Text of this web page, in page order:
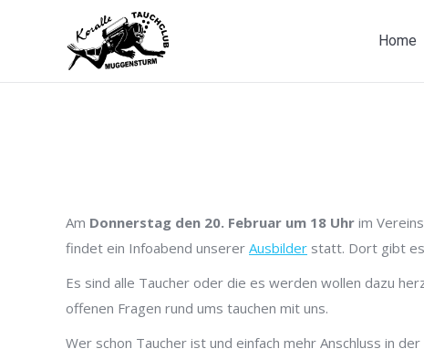
Home
Am Donnerstag den 20. Februar um 18 Uhr im
findet ein Infoabend unserer Ausbilder statt. Dort gibt
Es sind alle Taucher oder die es werden wollen dazu
offenen Fragen rund ums tauchen mit uns.
Wer schon Taucher ist und einfach mehr Anschluss in